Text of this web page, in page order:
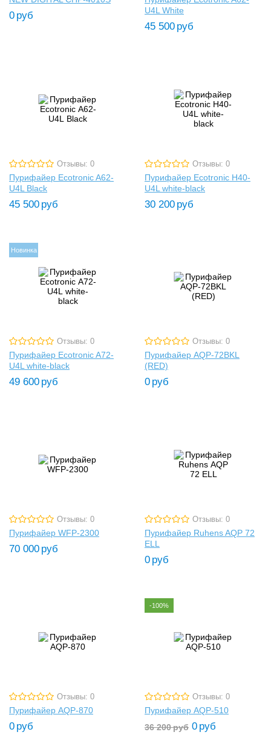
0 руб
U4L White
45 500 руб
Отзывы: 0
Пурифайер Ecotronic A62-
U4L Black
45 500 руб
Отзывы: 0
Пурифайер Ecotronic H40-
U4L white-black
30 200 руб
Новинка
Отзывы: 0
Пурифайер Ecotronic A72-
U4L white-black
49 600 руб
Отзывы: 0
Пурифайер AQP-72BKL
(RED)
0 руб
Отзывы: 0
Пурифайер WFP-2300
70 000 руб
Отзывы: 0
Пурифайер Ruhens AQP 72
ELL
0 руб
Отзывы: 0
Пурифайер AQP-870
0 руб
-100%
Отзывы: 0
Пурифайер AQP-510
36 200руб 0 руб